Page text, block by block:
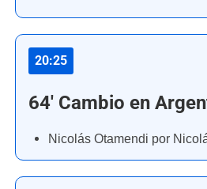
20:25
64' Cambio en
Nicolás Otamendi por